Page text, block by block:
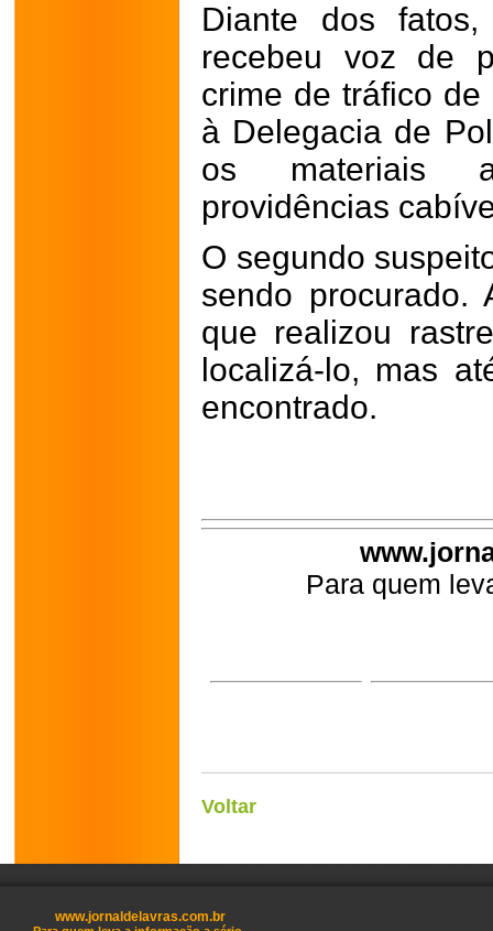
Diante dos
recebeu voz de
crime de tráfico
à Delegacia de
os materiais
providências
O segundo
sendo procurado.
que realizou
localizá-lo, mas
encontrado.
Para quem
Voltar
www.jornaldelavras.com.br